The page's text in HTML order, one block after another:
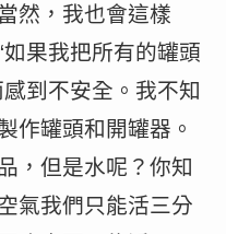
然，我也會這樣
果我把所有的罐頭
到不安全。我不知
作罐頭和開罐器。
，但是水呢？你知
氣我們只能活三分